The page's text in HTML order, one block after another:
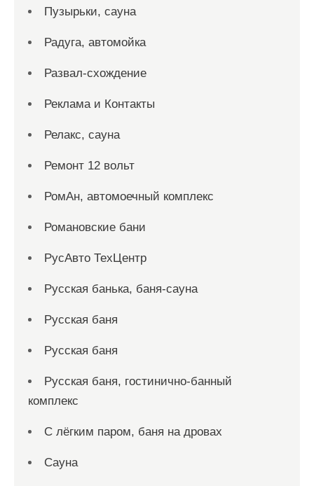
Пузырьки, сауна
Радуга, автомойка
Развал-схождение
Реклама и Контакты
Релакс, сауна
Ремонт 12 вольт
РомАн, автомоечный комплекс
Романовские бани
РусАвто ТехЦентр
Русская банька, баня-сауна
Русская баня
Русская баня
Русская баня, гостинично-банный
комплекс
С лёгким паром, баня на дровах
Сауна